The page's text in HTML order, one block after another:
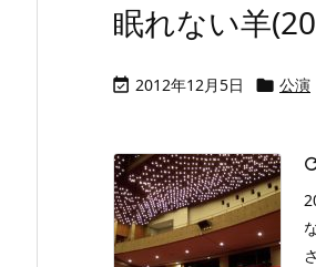
眠れない羊
 2012年12月5日  公演